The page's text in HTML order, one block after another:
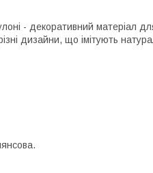
- декоративний матеріал
дизайни, що імітують